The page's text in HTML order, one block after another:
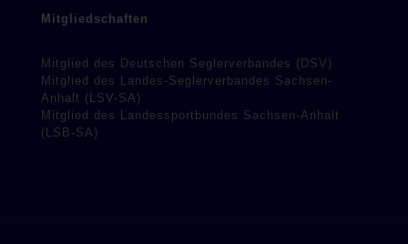
Mitgliedschaften
Mitglied des Deutschen Seglerverbandes (DSV)
Mitglied des Landes-Seglerverbandes Sachsen-
Anhalt (LSV-SA)
Mitglied des Landessportbundes Sachsen-Anhalt
(LSB-SA)